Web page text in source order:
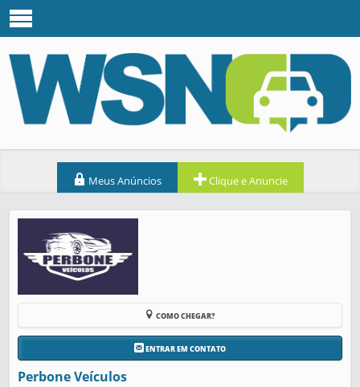
Meus Anúncios Clique e Anuncie
COMO CHEGAR?
ENTRAR EM CONTATO
Perbone Veículos